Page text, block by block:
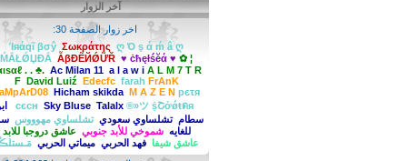
آخر الزوار
اخر زوار الصفحة 30:
Ίяάqĩ βσŷ Σωκράτης ღ Ό ş ά ḿ â ღ
ḾẮŁǾЏĐẮ ẪβĐẼЙǾỮŘ ♥ ċћęłśĕά ♥
ƒαιѕαℓ . . ♣. Ac Milan 11 a l a w i A L M 7 T R
F David Luiź Edecfc farah FrAnK
LaMpArD08 Hicham skikda M A Z E N pєτя
сєсн
Sky Bluse Talalx ®»ツ ṩՇởǿŧดя
ابو
سطام تشلساوي سعودي تشلساوي مهوووس سري
للغايه شموخي للأبد جنوبي عاشق دروجبا للابد
عاشق شيفا فهد الحربي ميماتي الحربي
مَـستلڪْع